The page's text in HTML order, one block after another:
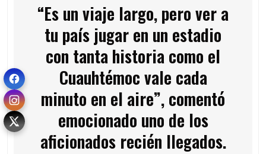
“Es un viaje largo, pero ver a
tu país jugar en un estadio
con tanta historia como el
Cuauhtémoc vale cada
minuto en el aire”, comentó
emocionado uno de los
aficionados recién llegados.